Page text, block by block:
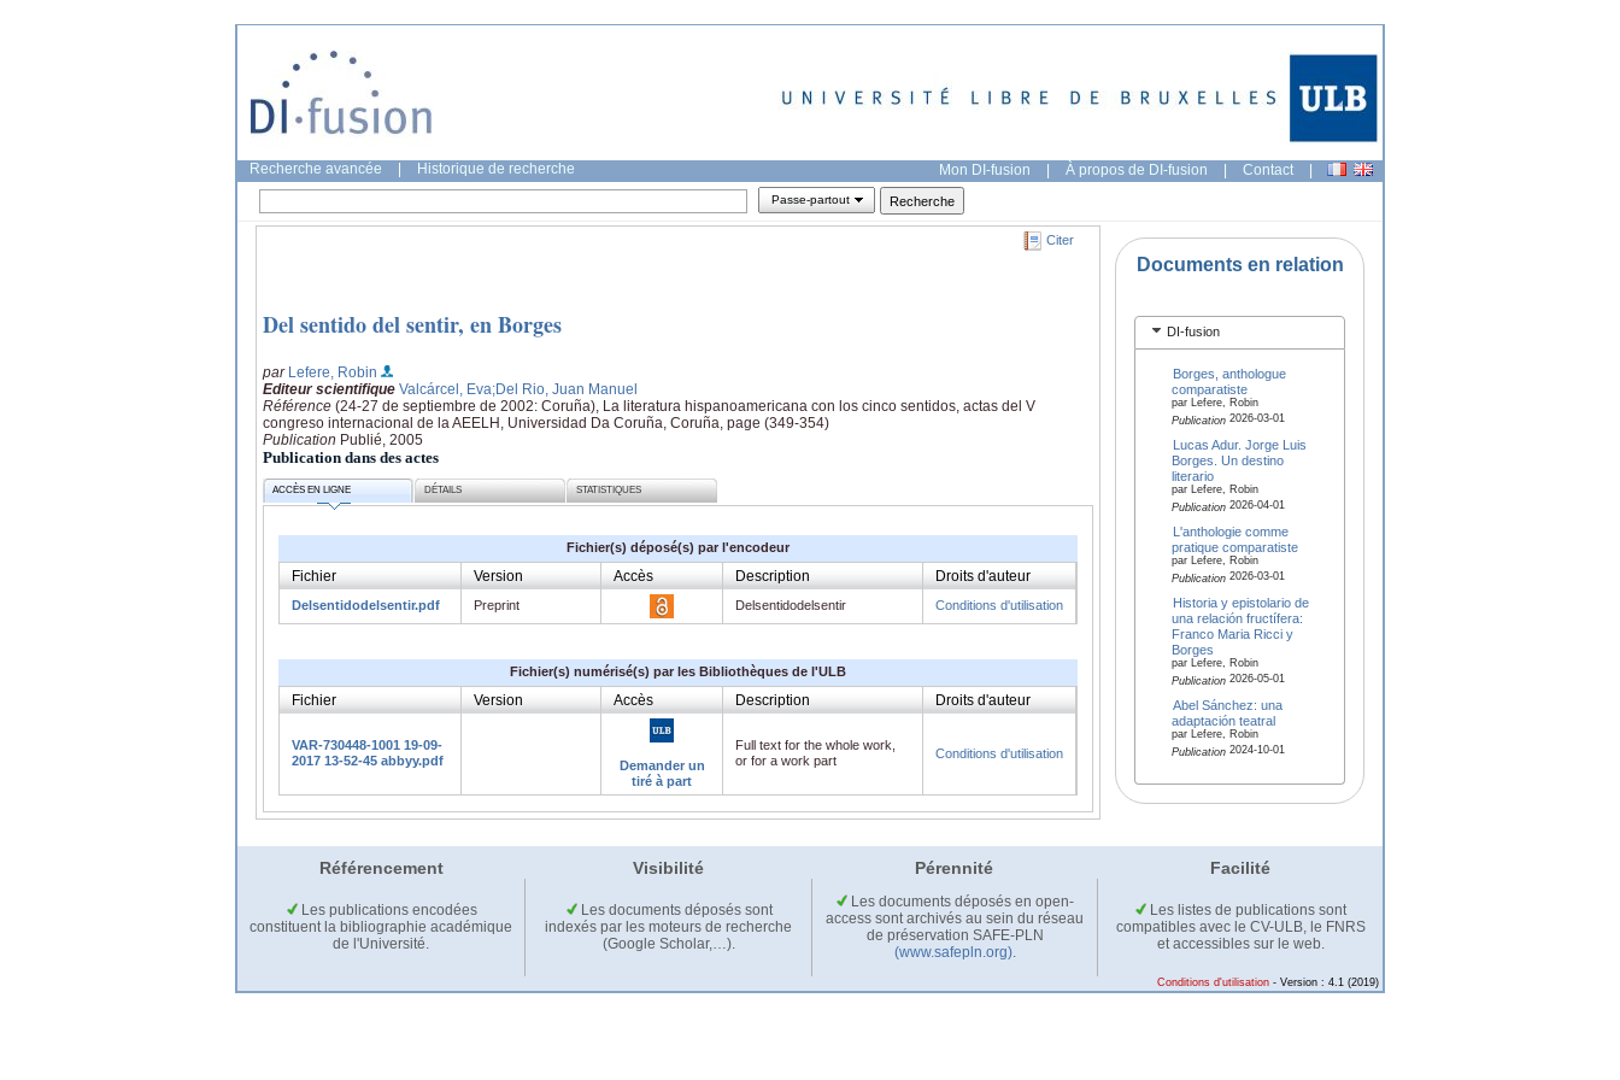
Recherche avancée Historique de recherche Mon DI-fusion | À propos de DI-fusion | Contact |
Passe-partout
Citer
Del sentido del sentir, en Borges
par Lefere, Robin
Editeur scientifique Valcárcel, Eva;Del Rio, Juan Manuel
Référence (24-27 de septiembre de 2002: Coruña), La literatura hispanoamericana con los cinco sentidos, actas del V
congreso internacional de la AEELH, Universidad Da Coruña, Coruña, page (349-354)
Publication Publié, 2005
Publication dans des actes
ACCÈS EN LIGNE DÉTAILS STATISTIQUES
Fichier(s) déposé(s) par l'encodeur
Fichier Version Accès Description Droits d'auteur
Delsentidodelsentir.pdf Preprint Delsentidodelsentir Conditions d'utilisation
Fichier(s) numérisé(s) par les Bibliothèques de l'ULB
Fichier Version Accès Description Droits d'auteur
VAR-730448-1001 19-09-
2017 13-52-45 abbyy.pdf
Demander un
tiré à part
Full text for the whole work,
or for a work part
Conditions d'utilisation
Documents en relation
DI-fusion
Borges, anthologue
comparatiste
par Lefere, Robin
Publication2026-03-01
Lucas Adur. Jorge Luis
Borges. Un destino
literario
par Lefere, Robin
Publication2026-04-01
L'anthologie comme
pratique comparatiste
par Lefere, Robin
Publication2026-03-01
Historia y epistolario de
una relación fructífera:
Franco Maria Ricci y
Borges
par Lefere, Robin
Publication2026-05-01
Abel Sánchez: una
adaptación teatral
par Lefere, Robin
Publication2024-10-01
Référencement Visibilité Pérennité Facilité
Les publications encodées
constituent la bibliographie académique
de l'Université.
Les documents déposés sont
indexés par les moteurs de recherche
(Google Scholar,…).
Les documents déposés en open-
access sont archivés au sein du réseau
de préservation SAFE-PLN
(www.safepln.org).
Les listes de publications sont
compatibles avec le CV-ULB, le FNRS
et accessibles sur le web.
Conditions d'utilisation - Version : 4.1 (2019)